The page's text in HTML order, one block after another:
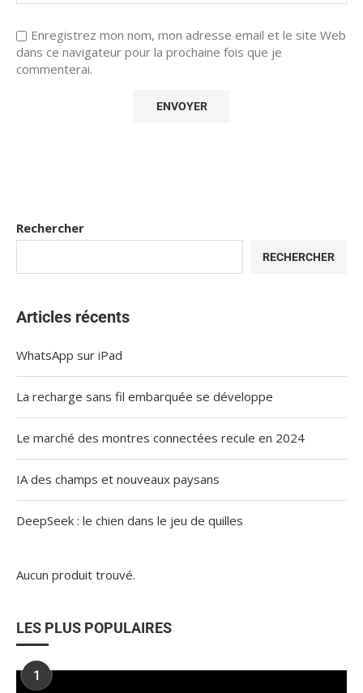
Enregistrez mon nom, mon adresse email et le site Web
dans ce navigateur pour la prochaine fois que je
commenterai.
Rechercher
RECHERCHER
Articles récents
WhatsApp sur iPad
La recharge sans fil embarquée se développe
Le marché des montres connectées recule en 2024
IA des champs et nouveaux paysans
DeepSeek : le chien dans le jeu de quilles
Aucun produit trouvé.
LES PLUS POPULAIRES
1